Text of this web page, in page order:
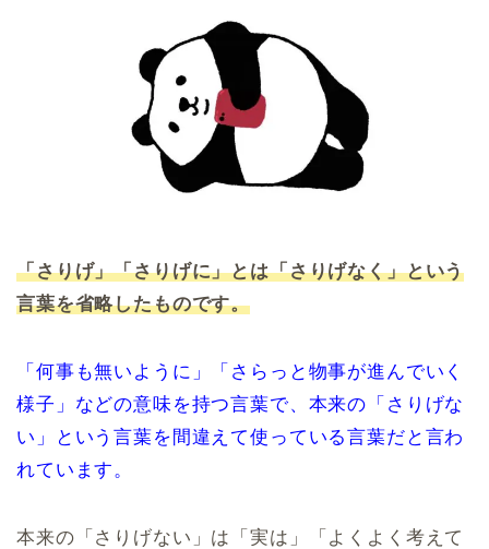
「さりげ」「さりげに」とは「さりげなく」という
言葉を省略したものです。
「何事も無いように」「さらっと物事が進んでいく
様子」などの意味を持つ言葉で、本来の「さりげな
い」という言葉を間違えて使っている言葉だと言わ
れています。
本来の「さりげない」は「実は」「よくよく考えて